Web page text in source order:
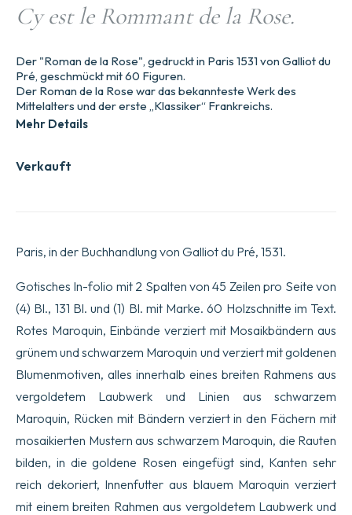
Cy est le Rommant de la Rose.
Verkauft
Der "Roman de la Rose", gedruckt in Paris 1531 von Galliot du
Pré, geschmückt mit 60 Figuren.
Der Roman de la Rose war das bekannteste Werk des
Mittelalters und der erste „Klassiker“ Frankreichs.
Mehr Details
Paris, in der Buchhandlung von Galliot du Pré, 1531.
Gotisches In-folio mit 2 Spalten von 45 Zeilen pro Seite von
(4) Bl., 131 Bl. und (1) Bl. mit Marke. 60 Holzschnitte im Text.
Rotes Maroquin, Einbände verziert mit Mosaikbändern aus
grünem und schwarzem Maroquin und verziert mit goldenen
Blumenmotiven, alles innerhalb eines breiten Rahmens aus
vergoldetem Laubwerk und Linien aus schwarzem
Maroquin, Rücken mit Bändern verziert in den Fächern mit
mosaikierten Mustern aus schwarzem Maroquin, die Rauten
bilden, in die goldene Rosen eingefügt sind, Kanten sehr
reich dekoriert, Innenfutter aus blauem Maroquin verziert
mit einem breiten Rahmen aus vergoldetem Laubwerk und